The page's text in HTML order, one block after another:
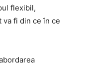
flexibil,
va fi din ce în ce